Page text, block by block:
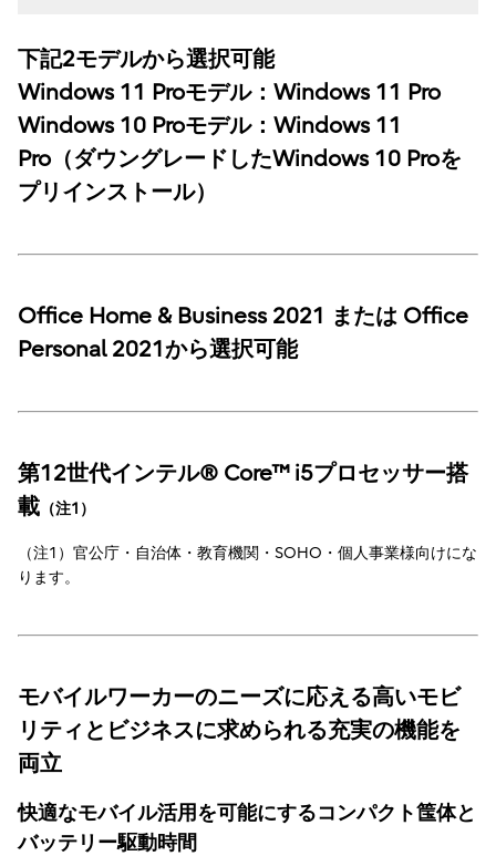
製品詳細
下記2モデルから選択可能
Windows 11 Proモデル：Windows 11 Pro
Windows 10 Proモデル：Windows 11
Pro（ダウングレードしたWindows 10 Proを
プリインストール）
Office Home & Business 2021 または Office
Personal 2021から選択可能
第12世代インテル® Core™ i5プロセッサー搭
載 （注1）
（注1）官公庁・自治体・教育機関・SOHO・個人事業様向けにな
ります。
モバイルワーカーのニーズに応える高いモビ
リティとビジネスに求められる充実の機能を
両立
快適なモバイル活用を可能にするコンパクト筺体と
バッテリー駆動時間